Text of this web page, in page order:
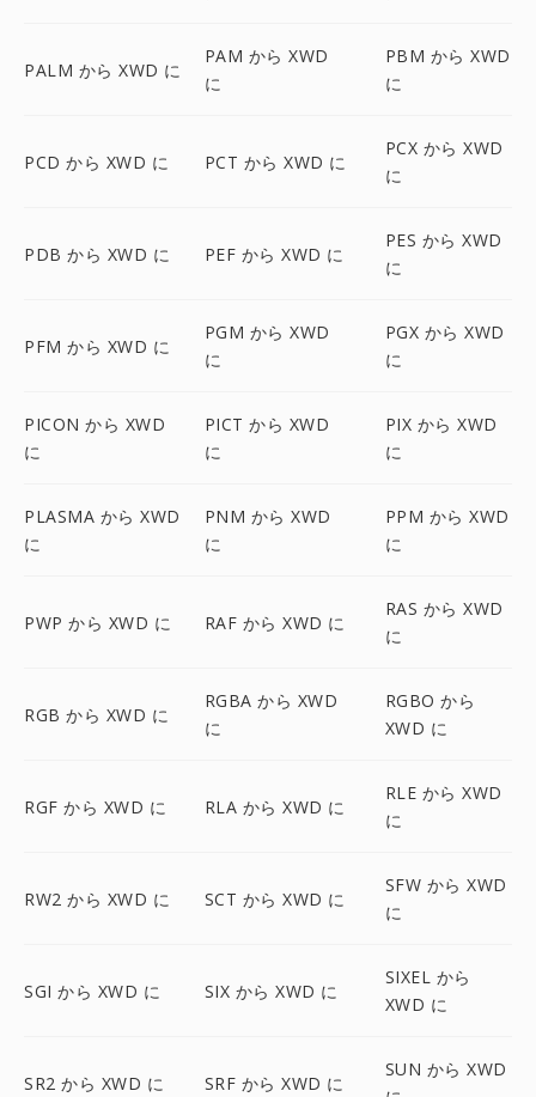
PALM から XWD に
PAM から XWD
に
PBM から XWD
に
PCD から XWD に PCT から XWD に
PCX から XWD
に
PDB から XWD に PEF から XWD に
PES から XWD
に
PFM から XWD に
PGM から XWD
に
PGX から XWD
に
PICON から XWD
に
PICT から XWD
に
PIX から XWD
に
PLASMA から XWD
に
PNM から XWD
に
PPM から XWD
に
PWP から XWD に RAF から XWD に
RAS から XWD
に
RGB から XWD に
RGBA から XWD
に
RGBO から
XWD に
RGF から XWD に RLA から XWD に
RLE から XWD
に
RW2 から XWD に SCT から XWD に
SFW から XWD
に
SGI から XWD に SIX から XWD に
SIXEL から
XWD に
SR2 から XWD に SRF から XWD に
SUN から XWD